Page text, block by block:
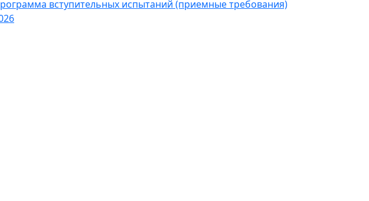
вступительных испытаний (приемные требования)